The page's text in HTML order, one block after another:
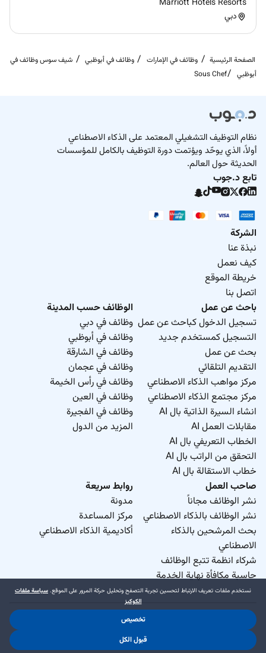
Marriott Hotels Resorts
دبي
الصفحة الرئيسية وظائف في الإمارات وظائف في أبوظبي
شيف سوس وظائف في
أبوظبي
Sous Chef
نظام التوظيف التشغيلي المعتمد على الذكاء الاصطناعي
أولاً، الذي يوحّد ويؤتمت دورة التوظيف بالكامل للمؤسسات
الحديثة حول العالم.
تابع د.جوب
الشركة
نبذة عنا
كيف نعمل
خريطة الموقع
اتصل بنا
باحث عن عمل
تسجيل الدخول كباحث عن عمل
التسجيل كمستخدم جديد
بحث عن عمل
التقديم التلقائي
مركز مواهب الذكاء الاصطناعي
مركز مجتمع الذكاء الاصطناعي
انشاء السيرة الذاتية بال AI
مقابلات العمل AI
الخطاب التعريفي بال AI
التحقق من الراتب بال AI
خطاب الاستقالة بال AI
الوظائف حسب المدينة
وظائف في دبي
وظائف في أبوظبي
وظائف في الشارقة
وظائف في عجمان
وظائف في رأس الخيمة
وظائف في العين
وظائف في الفجيرة
المزيد من الدول
صاحب العمل
نشر الوظائف مجاناً
نشر الوظائف بالذكاء الاصطناعي
بحث المرشحين بالذكاء
الاصطناعي
شركاء انظمة تتبع الوظائف
حاسبة مكافأة نهاية الخدمة
روابط سريعة
مدونة
مركز المساعدة
أكاديمية الذكاء الاصطناعي
سياسة الخصوصية
نستخدم ملفات تعريف الارتباط لتحسين تجربة التصفح وتحليل حركة المرور على الموقع. سياسة ملفات
الكوكيز
تخصيص
قبول الكل